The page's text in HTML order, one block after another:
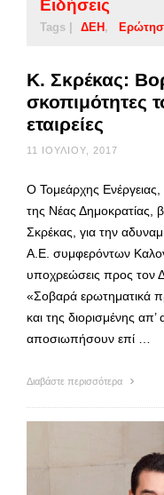
Ειδήσεις
Tags | ΔΕΗ
Κ. Σκρέκας:
σκοπιμότητες
εταιρείες
11 ΙΟΥΛΊΟΥ, 2017
Ο Τομεάρχης Ενέργειας,
της Νέας Δημοκρατίας,
Σκρέκας, για την
Α.Ε. συμφερόντων
υποχρεώσεις προς τον
«Σοβαρά ερωτηματικά
και της διορισμένης
αποσιωπήσουν επί …
Διαβάστε περισσότερα